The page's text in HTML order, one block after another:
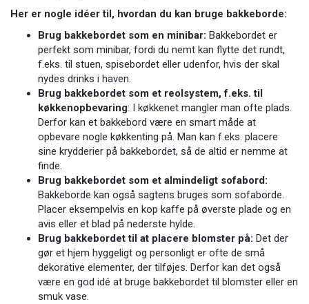
Her er nogle idéer til, hvordan du kan bruge bakkeborde:
Brug bakkebordet som en minibar: Bakkebordet er
perfekt som minibar, fordi du nemt kan flytte det rundt,
f.eks. til stuen, spisebordet eller udenfor, hvis der skal
nydes drinks i haven.
Brug bakkebordet som et reolsystem, f.eks. til
køkkenopbevaring: I køkkenet mangler man ofte plads.
Derfor kan et bakkebord være en smart måde at
opbevare nogle køkkenting på. Man kan f.eks. placere
sine krydderier på bakkebordet, så de altid er nemme at
finde.
Brug bakkebordet som et almindeligt sofabord:
Bakkeborde kan også sagtens bruges som sofaborde.
Placer eksempelvis en kop kaffe på øverste plade og en
avis eller et blad på nederste hylde.
Brug bakkebordet til at placere blomster på: Det der
gør et hjem hyggeligt og personligt er ofte de små
dekorative elementer, der tilføjes. Derfor kan det også
være en god idé at bruge bakkebordet til blomster eller en
smuk vase.